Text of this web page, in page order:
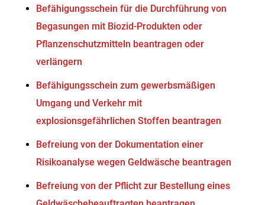
Befähigungsschein für die Durchführung von
Begasungen mit Biozid-Produkten oder
Pflanzenschutzmitteln beantragen oder
verlängern
Befähigungsschein zum gewerbsmäßigen
Umgang und Verkehr mit
explosionsgefährlichen Stoffen beantragen
Befreiung von der Dokumentation einer
Risikoanalyse wegen Geldwäsche beantragen
Befreiung von der Pflicht zur Bestellung eines